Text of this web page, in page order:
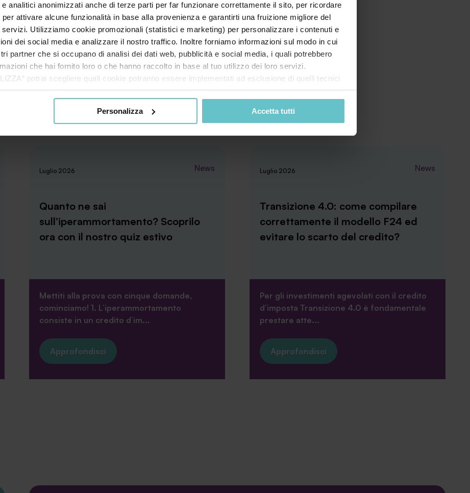
analitici anonimizzati anche di terze parti per far funzionare correttamente il sito, per ricordare
attivare alcune funzionalità in base alla provenienza e garantirti una fruizione migliore del
Utilizziamo cookie promozionali (statistici e marketing) per personalizzare i contenuti e
dei social media e analizzare il nostro traffico. Inoltre forniamo informazioni sul modo in cui
partner che si occupano di analisi dei dati web, pubblicità e social media, i quali potrebbero
che hai fornito loro o che hanno raccolto in base al tuo utilizzo dei loro servizi.
potrai scegliere quali cookie potranno essere implementati ad esclusione di quelli tecnici
del sito. Cliccando su “ACCETTA TUTTI” invece accetterai di implementare tutti i
a consultare le "Informazioni sui Cookie" qui sopra.
Personalizza Accetta tutti
Luglio 2026 News
Quanto ne sai
sull’iperammortamento? Scoprilo
ora con il nostro quiz estivo
Mettiti alla prova con cinque domande,
cominciamo! 1. L’iperammortamento
consiste in un credito d’im...
Approfondisci
Luglio 2026 News
Transizione 4.0: come compilare
correttamente il modello F24 ed
evitare lo scarto del credito?
Per gli investimenti agevolati con il credito
d’imposta Transizione 4.0 è fondamentale
prestare atte...
Approfondisci